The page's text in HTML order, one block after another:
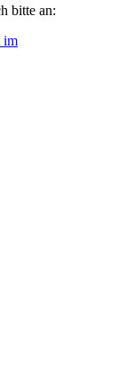
bitte an: